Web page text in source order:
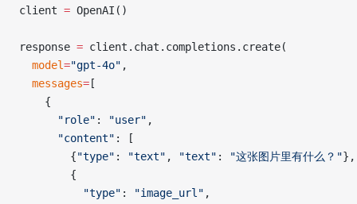
client = OpenAI()
response = client.chat.completions.create(
  model
="gpt-4o" ,
  messages
= [
    {
      "role"
: "user" ,
      "content"
: [
        {
"type" : "text" , "text" : "这张图片里有什么？"},
        {
          "type"
: "image_url" ,